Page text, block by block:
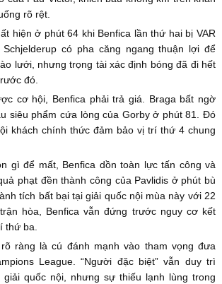
rõ rệt.
hiện ở phút 64 khi Benfica lần thứ hai bị VAR
có pha căng ngang thuận lợi để
lưới, nhưng trọng tài xác định bóng đã đi hết
đó.
cơ hội, Benfica phải trả giá. Braga bất ngờ
siêu phẩm cứa lòng của Gorby ở phút 81. Đó
khách chính thức đảm bảo vị trí thứ 4 chung
gì để mất, Benfica dồn toàn lực tấn công và
phạt đền thành công của Pavlidis ở phút bù
tích bất bại tại giải quốc nội mùa này với 22
hòa, Benfica vẫn đứng trước nguy cơ kết
thứ ba.
ràng là cú đánh mạnh vào tham vọng đưa
League. “Người đặc biệt” vẫn duy trì
quốc nội, nhưng sự thiếu lạnh lùng trong